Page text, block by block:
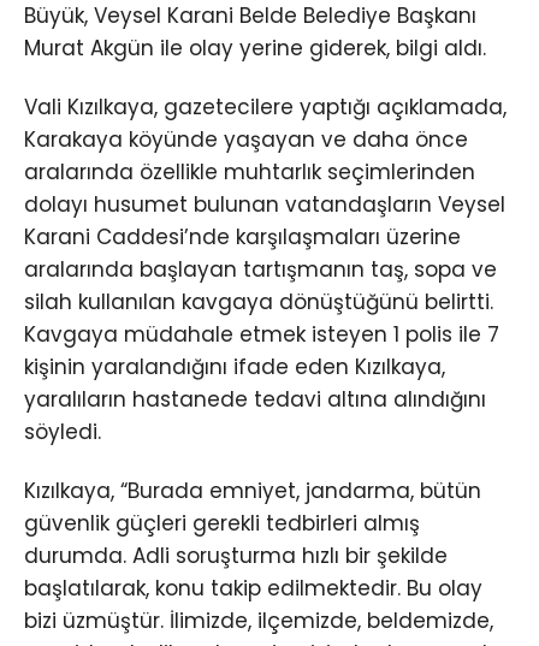
Büyük, Veysel Karani Belde Belediye Başkanı
Murat Akgün ile olay yerine giderek, bilgi aldı.
Vali Kızılkaya, gazetecilere yaptığı açıklamada,
Karakaya köyünde yaşayan ve daha önce
aralarında özellikle muhtarlık seçimlerinden
dolayı husumet bulunan vatandaşların Veysel
Karani Caddesi’nde karşılaşmaları üzerine
aralarında başlayan tartışmanın taş, sopa ve
silah kullanılan kavgaya dönüştüğünü belirtti.
Kavgaya müdahale etmek isteyen 1 polis ile 7
kişinin yaralandığını ifade eden Kızılkaya,
yaralıların hastanede tedavi altına alındığını
söyledi.
Kızılkaya, “Burada emniyet, jandarma, bütün
güvenlik güçleri gerekli tedbirleri almış
durumda. Adli soruşturma hızlı bir şekilde
başlatılarak, konu takip edilmektedir. Bu olay
bizi üzmüştür. İlimizde, ilçemizde, beldemizde,